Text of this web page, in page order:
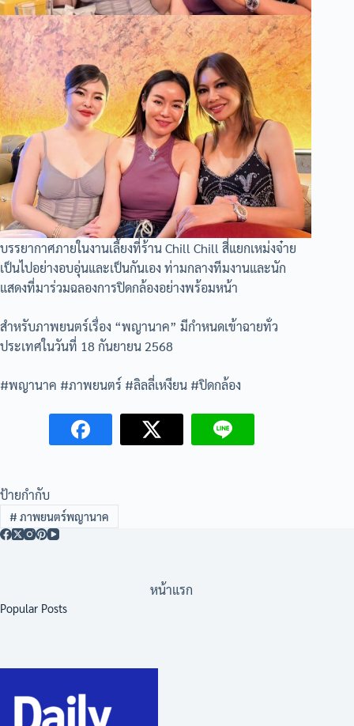
บรรยากาศภายในงานเลี้ยงที่ร้าน Chill Chill สี่แยกเหม่งจ๋าย
เป็นไปอย่างอบอุ่นและเป็นกันเอง ท่ามกลางทีมงานและนัก
แสดงที่มาร่วมฉลองการปิดกล้องอย่างพร้อมหน้า
สำหรับภาพยนตร์เรื่อง “พญานาค” มีกำหนดเข้าฉายทั่ว
ประเทศในวันที่ 18 กันยายน 2568
#พญานาค #ภาพยนตร์ #ลิลลี่เหงียน #ปิดกล้อง
ป้ายกำกับ
# ภาพยนตร์พญานาค
หน้าแรก
Popular Posts